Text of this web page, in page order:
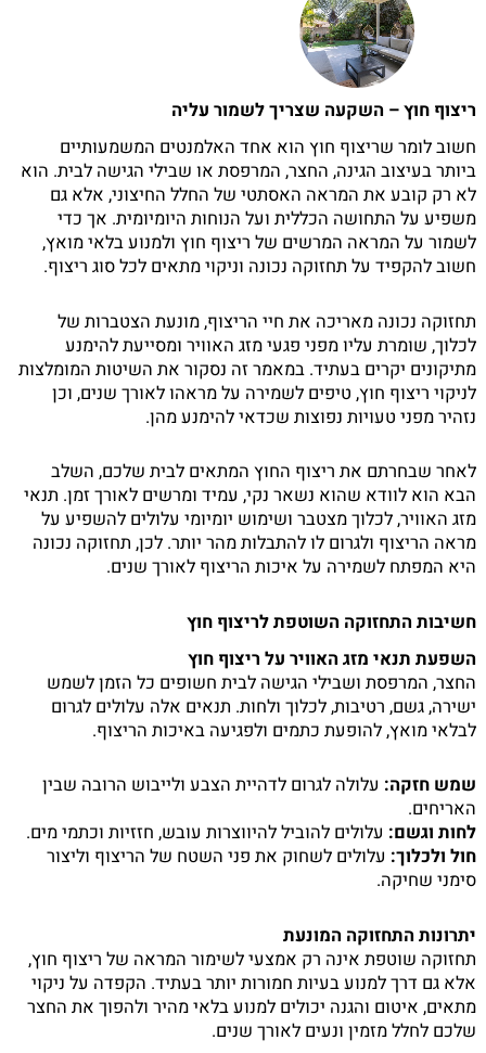
ריצוף חוץ – השקעה שצריך לשמור עליה
חשוב לומר שריצוף חוץ הוא אחד האלמנטים המשמעותיים
ביותר בעיצוב הגינה, החצר, המרפסת או שבילי הגישה לבית. הוא
לא רק קובע את המראה האסתטי של החלל החיצוני, אלא גם
משפיע על התחושה הכללית ועל הנוחות היומיומית. אך כדי
לשמור על המראה המרשים של ריצוף חוץ ולמנוע בלאי מואץ,
חשוב להקפיד על תחזוקה נכונה וניקוי מתאים לכל סוג ריצוף.
תחזוקה נכונה מאריכה את חיי הריצוף, מונעת הצטברות של
לכלוך, שומרת עליו מפני פגעי מזג האוויר ומסייעת להימנע
מתיקונים יקרים בעתיד. במאמר זה נסקור את השיטות המומלצות
לניקוי ריצוף חוץ, טיפים לשמירה על מראהו לאורך שנים, וכן
נזהיר מפני טעויות נפוצות שכדאי להימנע מהן.
לאחר שבחרתם את ריצוף החוץ המתאים לבית שלכם, השלב
הבא הוא לוודא שהוא נשאר נקי, עמיד ומרשים לאורך זמן. תנאי
מזג האוויר, לכלוך מצטבר ושימוש יומיומי עלולים להשפיע על
מראה הריצוף ולגרום לו להתבלות מהר יותר. לכן, תחזוקה נכונה
היא המפתח לשמירה על איכות הריצוף לאורך שנים.
חשיבות התחזוקה השוטפת לריצוף חוץ
השפעת תנאי מזג האוויר על ריצוף חוץ
החצר, המרפסת ושבילי הגישה לבית חשופים כל הזמן לשמש
ישירה, גשם, רטיבות, לכלוך ולחות. תנאים אלה עלולים לגרום
לבלאי מואץ, להופעת כתמים ולפגיעה באיכות הריצוף.
שמש חזקה: עלולה לגרום לדהיית הצבע ולייבוש הרובה שבין
האריחים.
לחות וגשם: עלולים להוביל להיווצרות עובש, חזזיות וכתמי מים.
חול ולכלוך: עלולים לשחוק את פני השטח של הריצוף וליצור
סימני שחיקה.
יתרונות התחזוקה המונעת
תחזוקה שוטפת אינה רק אמצעי לשימור המראה של ריצוף חוץ,
אלא גם דרך למנוע בעיות חמורות יותר בעתיד. הקפדה על ניקוי
מתאים, איטום והגנה יכולים למנוע בלאי מהיר ולהפוך את החצר
שלכם לחלל מזמין ונעים לאורך שנים.